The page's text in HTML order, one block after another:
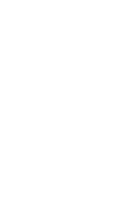
ved at bruge mere eller
et bålstativ kan man også